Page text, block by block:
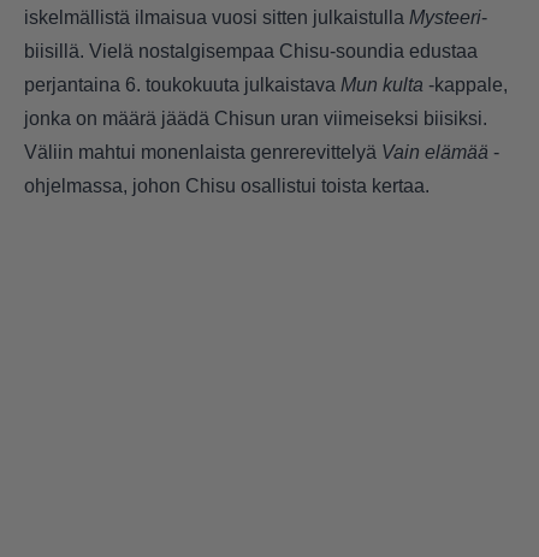
iskelmällistä ilmaisua vuosi sitten julkaistulla Mysteeri-
biisillä. Vielä nostalgisempaa Chisu-soundia edustaa
perjantaina 6. toukokuuta julkaistava Mun kulta -kappale,
jonka on määrä jäädä Chisun uran viimeiseksi biisiksi.
Väliin mahtui monenlaista genrerevittelyä Vain elämää -
ohjelmassa, johon Chisu osallistui toista kertaa.